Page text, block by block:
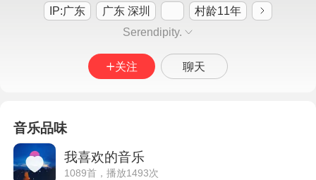
IP:广东 广东 深圳
村龄11年
Serendipity.
关注 聊天
音乐品味
我喜欢的音乐
1089首，播放1493次